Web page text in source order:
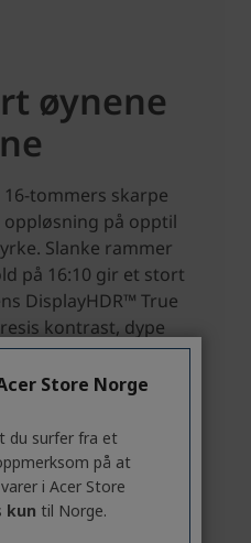
Store Norge
du surfer fra et
på at
i Acer Store
kun til Norge.